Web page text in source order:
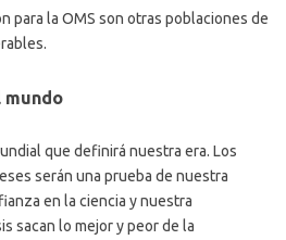
para la OMS son otras poblaciones de
mundo
que definirá nuestra era. Los
serán una prueba de nuestra
en la ciencia y nuestra
sacan lo mejor y peor de la